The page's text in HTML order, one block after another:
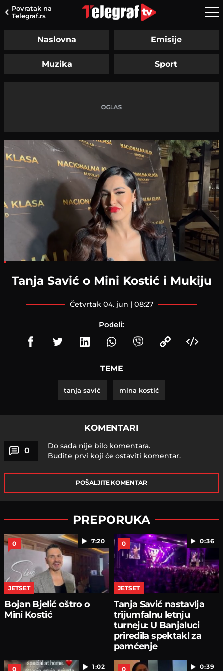
Povratak na
Telegraf.rs
Naslovna Emisije
Muzika Sport
Tanja Savić o Mini Kostić i Mukiju
četvrtak 04. jun | 08:27
Podeli:
TEME
tanja savić mina kostić
KOMENTARI
0
Do sada nije bilo komentara.
Budite prvi koji će ostaviti komentar.
POŠALJITE KOMENTAR
PREPORUKA
7:20
0
JETSET
Bojan Bjelić oštro o
Mini Kostić
0:36
0
JETSET
Tanja Savić nastavlja
trijumfalnu letnju
turneju: U Banjaluci
priredila spektakl za
pamćenje
1:02
0 0:39
0